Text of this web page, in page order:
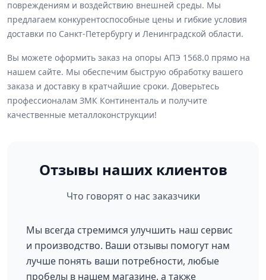
повреждениям и воздействию внешней среды. Мы
предлагаем конкурентоспособные цены и гибкие условия
доставки по Санкт-Петербургу и Ленинградской области.
Вы можете оформить заказ на опоры АПЭ 1568.0 прямо на
нашем сайте. Мы обеспечим быструю обработку вашего
заказа и доставку в кратчайшие сроки. Доверьтесь
профессионалам ЗМК Континенталь и получите
качественные металлоконструкции!
Отзывы наших клиентов
Что говорят о нас заказчики
Мы всегда стремимся улучшить наш сервис
и производство. Ваши отзывы помогут нам
лучше понять ваши потребности, любые
пробелы в нашем магазине, а также